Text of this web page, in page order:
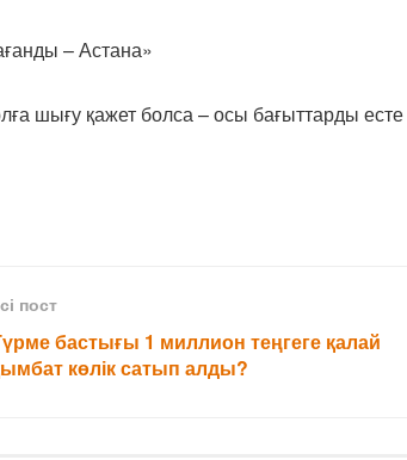
– Астана»
шығу қажет болса – осы бағыттарды есте
пост
бастығы 1 миллион теңгеге қалай
көлік сатып алды?